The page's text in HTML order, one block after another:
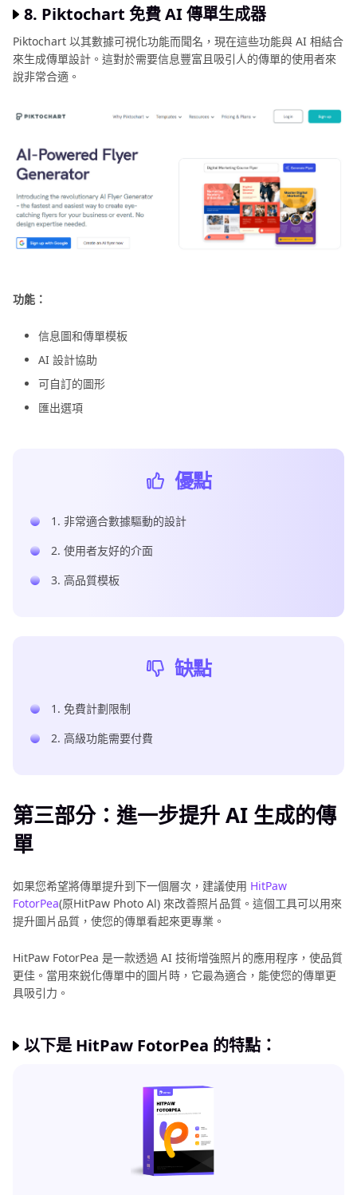
8. Piktochart 免費 AI 傳單生成器
Piktochart 以其數據可視化功能而聞名，現在這些功能與 AI 相結合
來生成傳單設計。這對於需要信息豐富且吸引人的傳單的使用者來
說非常合適。
功能：
信息圖和傳單模板
AI 設計協助
可自訂的圖形
匯出選項
優點
1. 非常適合數據驅動的設計
2. 使用者友好的介面
3. 高品質模板
缺點
1. 免費計劃限制
2. 高級功能需要付費
第三部分：進一步提升 AI 生成的傳
單
如果您希望將傳單提升到下一個層次，建議使用 HitPaw
FotorPea(原HitPaw Photo Al) 來改善照片品質。這個工具可以用來
提升圖片品質，使您的傳單看起來更專業。
HitPaw FotorPea 是一款透過 AI 技術增強照片的應用程序，使品質
更佳。當用來鋭化傳單中的圖片時，它最為適合，能使您的傳單更
具吸引力。
以下是 HitPaw FotorPea 的特點：